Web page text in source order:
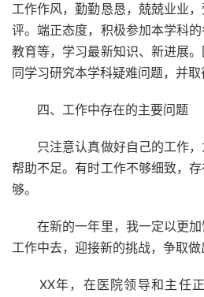
工作作风，勤勤恳恳，兢兢业业
评。端正态度，积极参加本学科
教育等，学习最新知识、新进展
同学习研究本学科疑难问题，并取
四、工作中存在的主要问题
只注意认真做好自己的工作，
帮助不足。有时工作不够细致，
够。
在新的一年里，我一定以更加
工作中去，迎接新的挑战，争取做
XX年，在医院领导和主任正